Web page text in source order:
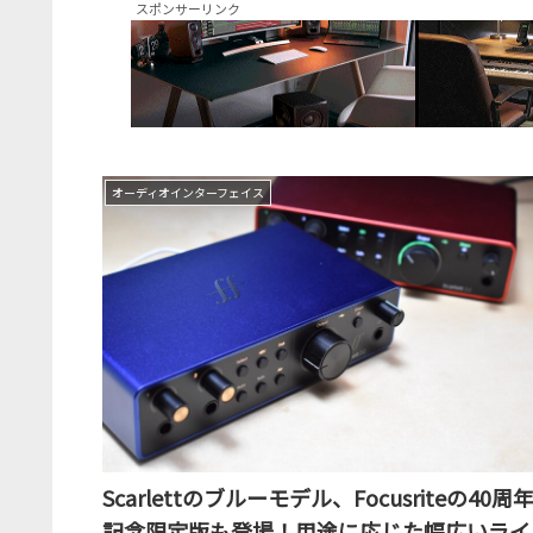
スポンサーリンク
オーディオインターフェイス
Scarlettのブルーモデル、Focusriteの40周年